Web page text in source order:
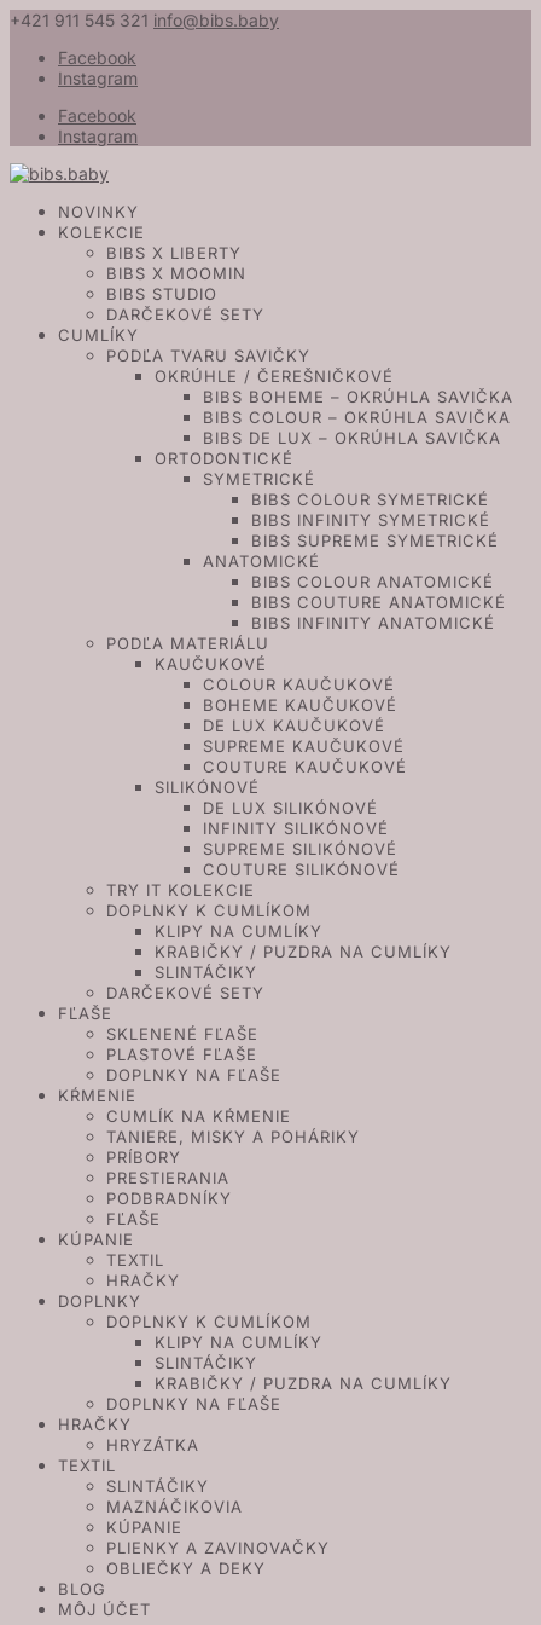
+421 911 545 321 info@bibs.baby
Facebook
Instagram
Facebook
Instagram
NOVINKY
KOLEKCIE
BIBS X LIBERTY
BIBS X MOOMIN
BIBS STUDIO
DARČEKOVÉ SETY
CUMLÍKY
PODĽA TVARU SAVIČKY
OKRÚHLE / ČEREŠNIČKOVÉ
BIBS BOHEME – OKRÚHLA SAVIČKA
BIBS COLOUR – OKRÚHLA SAVIČKA
BIBS DE LUX – OKRÚHLA SAVIČKA
ORTODONTICKÉ
SYMETRICKÉ
BIBS COLOUR SYMETRICKÉ
BIBS INFINITY SYMETRICKÉ
BIBS SUPREME SYMETRICKÉ
ANATOMICKÉ
BIBS COLOUR ANATOMICKÉ
BIBS COUTURE ANATOMICKÉ
BIBS INFINITY ANATOMICKÉ
PODĽA MATERIÁLU
KAUČUKOVÉ
COLOUR KAUČUKOVÉ
BOHEME KAUČUKOVÉ
DE LUX KAUČUKOVÉ
SUPREME KAUČUKOVÉ
COUTURE KAUČUKOVÉ
SILIKÓNOVÉ
DE LUX SILIKÓNOVÉ
INFINITY SILIKÓNOVÉ
SUPREME SILIKÓNOVÉ
COUTURE SILIKÓNOVÉ
TRY IT KOLEKCIE
DOPLNKY K CUMLÍKOM
KLIPY NA CUMLÍKY
KRABIČKY / PUZDRA NA CUMLÍKY
SLINTÁČIKY
DARČEKOVÉ SETY
FĽAŠE
SKLENENÉ FĽAŠE
PLASTOVÉ FĽAŠE
DOPLNKY NA FĽAŠE
KŔMENIE
CUMLÍK NA KŔMENIE
TANIERE, MISKY A POHÁRIKY
PRÍBORY
PRESTIERANIA
PODBRADNÍKY
FĽAŠE
KÚPANIE
TEXTIL
HRAČKY
DOPLNKY
DOPLNKY K CUMLÍKOM
KLIPY NA CUMLÍKY
SLINTÁČIKY
KRABIČKY / PUZDRA NA CUMLÍKY
DOPLNKY NA FĽAŠE
HRAČKY
HRYZÁTKA
TEXTIL
SLINTÁČIKY
MAZNÁČIKOVIA
KÚPANIE
PLIENKY A ZAVINOVAČKY
OBLIEČKY A DEKY
BLOG
MÔJ ÚČET